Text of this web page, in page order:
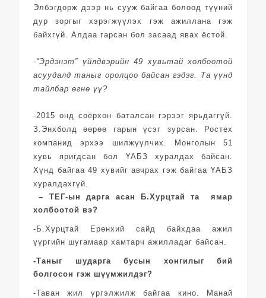
Элбэгдорж дээр нь сууж байгаа болоод түүний
дур зоргыг хэрэгжүүлэх гэж ажиллана гэж
байхгүй. Алдаа гарсан бол засаад явах ёстой.
-“Эрдэнэт” үйлдвэрийн 49 хувьтай холбоотой
асуудалд таныг оролцоо байсан гэдэг. Та үүнд
тайлбар өгнө үү?
-2015 онд соёрхон баталсан гэрээг ярьдаггүй.
З.Энхболд өөрөө гарын үсэг зурсан. Ростех
компанид эрхээ шилжүүлчих. Монголын 51
хувь яригдсан бол ҮАБЗ хуралдах байсан.
Хүнд байгаа 49 хувийг авчрах гэж байгаа ҮАБЗ
хуралдахгүй.
– ТЕГ-ын дарга асан Б.Хурцтай та ямар
холбоотой вэ?
-Б.Хурцтай Ерөнхий сайд байхдаа ажил
үүргийн шугамаар хамтарч ажилладаг байсан.
-Таныг шударга бусын хонгилыг бий
болгосон гэж шүүмжилдэг?
-Таван жил үргэлжилж байгаа кино. Манай